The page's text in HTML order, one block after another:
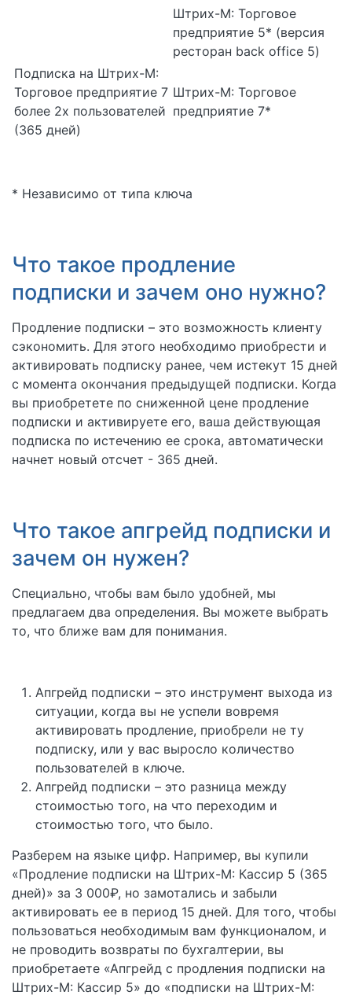
Штрих-М: Торговое
предприятие 5* (версия
ресторан back office 5)
Подписка на Штрих-М:
Торговое предприятие 7
более 2х пользователей
(365 дней)
Штрих-М: Торговое
предприятие 7*
* Независимо от типа ключа
Что такое продление
подписки и зачем оно нужно?
Продление подписки – это возможность клиенту
сэкономить. Для этого необходимо приобрести и
активировать подписку ранее, чем истекут 15 дней
с момента окончания предыдущей подписки. Когда
вы приобретете по сниженной цене продление
подписки и активируете его, ваша действующая
подписка по истечению ее срока, автоматически
начнет новый отсчет - 365 дней.
Что такое апгрейд подписки и
зачем он нужен?
Специально, чтобы вам было удобней, мы
предлагаем два определения. Вы можете выбрать
то, что ближе вам для понимания.
Апгрейд подписки – это инструмент выхода из
ситуации, когда вы не успели вовремя
активировать продление, приобрели не ту
подписку, или у вас выросло количество
пользователей в ключе.
Апгрейд подписки – это разница между
стоимостью того, на что переходим и
стоимостью того, что было.
Разберем на языке цифр. Например, вы купили
«Продление подписки на Штрих-М: Кассир 5 (365
дней)» за 3 000₽, но замотались и забыли
активировать ее в период 15 дней. Для того, чтобы
пользоваться необходимым вам функционалом, и
не проводить возвраты по бухгалтерии, вы
приобретаете «Апгрейд с продления подписки на
Штрих-М: Кассир 5» до «подписки на Штрих-М: